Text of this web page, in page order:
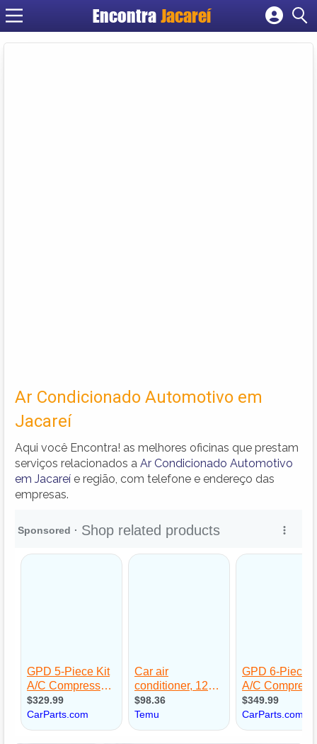
Encontra Jacareí
Cadastrar empresa
Ar Condicionado Automotivo em
Jacareí
Aqui você Encontra! as melhores oficinas que prestam
serviços relacionados a Ar Condicionado Automotivo
em Jacareí e região, com telefone e endereço das
empresas.